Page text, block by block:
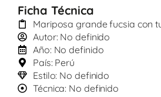
Ficha Técnica
Mariposa grande fucsia con
Autor: No definido
Año: No definido
País: Perú
Estilo: No definido
Técnica: No definido